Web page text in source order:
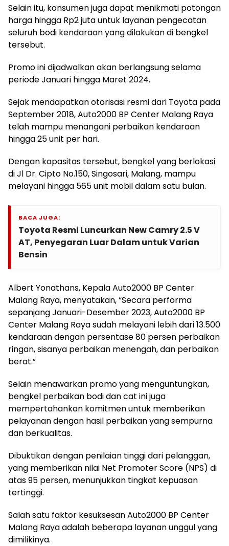
Selain itu, konsumen juga dapat menikmati potongan
harga hingga Rp2 juta untuk layanan pengecatan
seluruh bodi kendaraan yang dilakukan di bengkel
tersebut.
Promo ini dijadwalkan akan berlangsung selama
periode Januari hingga Maret 2024.
Sejak mendapatkan otorisasi resmi dari Toyota pada
September 2018, Auto2000 BP Center Malang Raya
telah mampu menangani perbaikan kendaraan
hingga 25 unit per hari.
Dengan kapasitas tersebut, bengkel yang berlokasi
di Jl Dr. Cipto No.150, Singosari, Malang, mampu
melayani hingga 565 unit mobil dalam satu bulan.
BACA JUGA:
Toyota Resmi Luncurkan New Camry 2.5 V
AT, Penyegaran Luar Dalam untuk Varian
Bensin
Albert Yonathans, Kepala Auto2000 BP Center
Malang Raya, menyatakan, “Secara performa
sepanjang Januari-Desember 2023, Auto2000 BP
Center Malang Raya sudah melayani lebih dari 13.500
kendaraan dengan persentase 80 persen perbaikan
ringan, sisanya perbaikan menengah, dan perbaikan
berat.”
Selain menawarkan promo yang menguntungkan,
bengkel perbaikan bodi dan cat ini juga
mempertahankan komitmen untuk memberikan
pelayanan dengan hasil perbaikan yang sempurna
dan berkualitas.
Dibuktikan dengan penilaian tinggi dari pelanggan,
yang memberikan nilai Net Promoter Score (NPS) di
atas 95 persen, menunjukkan tingkat kepuasan
tertinggi.
Salah satu faktor kesuksesan Auto2000 BP Center
Malang Raya adalah beberapa layanan unggul yang
dimilikinya.